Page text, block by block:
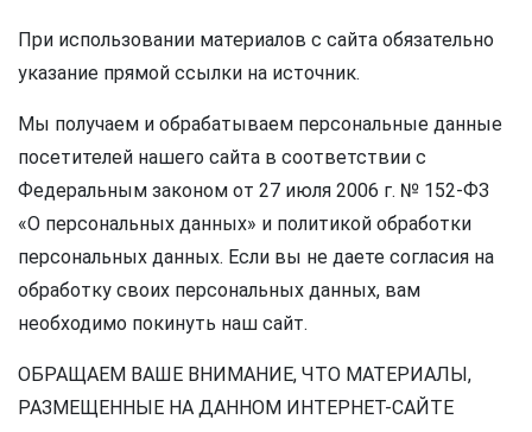
При использовании материалов с сайта обязательно
указание прямой ссылки на источник.
Мы получаем и обрабатываем персональные данные
посетителей нашего сайта в соответствии с
Федеральным законом от 27 июля 2006 г. № 152-ФЗ
«О персональных данных» и политикой обработки
персональных данных. Если вы не даете согласия на
обработку своих персональных данных, вам
необходимо покинуть наш сайт.
ОБРАЩАЕМ ВАШЕ ВНИМАНИЕ, ЧТО МАТЕРИАЛЫ,
РАЗМЕЩЕННЫЕ НА ДАННОМ ИНТЕРНЕТ-САЙТЕ